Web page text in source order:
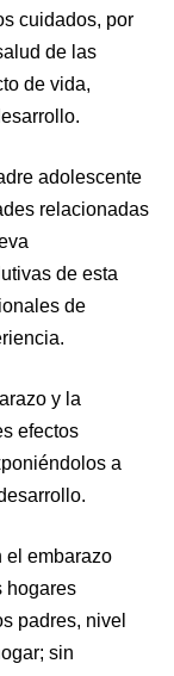
cuidados, por
de las
de vida,
adolescente
relacionadas
de esta
de
y la
efectos
a
el embarazo
hogares
padres, nivel
sin